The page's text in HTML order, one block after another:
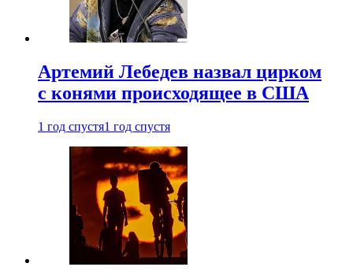
Артемий Лебедев назвал цирком
с конями происходящее в США
1 год спустя1 год спустя